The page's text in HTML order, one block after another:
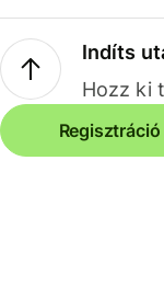
Indíts
Hozz ki
Regisztráció